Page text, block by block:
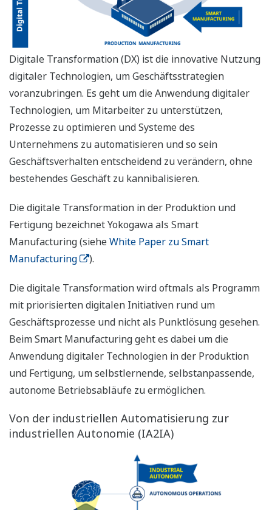
Digitale Transformation (DX) ist die innovative Nutzung
digitaler Technologien, um Geschäftsstrategien
voranzubringen. Es geht um die Anwendung digitaler
Technologien, um Mitarbeiter zu unterstützen,
Prozesse zu optimieren und Systeme des
Unternehmens zu automatisieren und so sein
Geschäftsverhalten entscheidend zu verändern, ohne
bestehendes Geschäft zu kannibalisieren.
Die digitale Transformation in der Produktion und
Fertigung bezeichnet Yokogawa als Smart
Manufacturing (sieheWhite Paper zu Smart
Manufacturing
).
Die digitale Transformation wird oftmals als Programm
mit priorisierten digitalen Initiativen rund um
Geschäftsprozesse und nicht als Punktlösung gesehen.
Beim Smart Manufacturing geht es dabei um die
Anwendung digitaler Technologien in der Produktion
und Fertigung, um selbstlernende, selbstanpassende,
autonome Betriebsabläufe zu ermöglichen.
Von der industriellen Automatisierung zur
industriellen Autonomie (IA2IA)